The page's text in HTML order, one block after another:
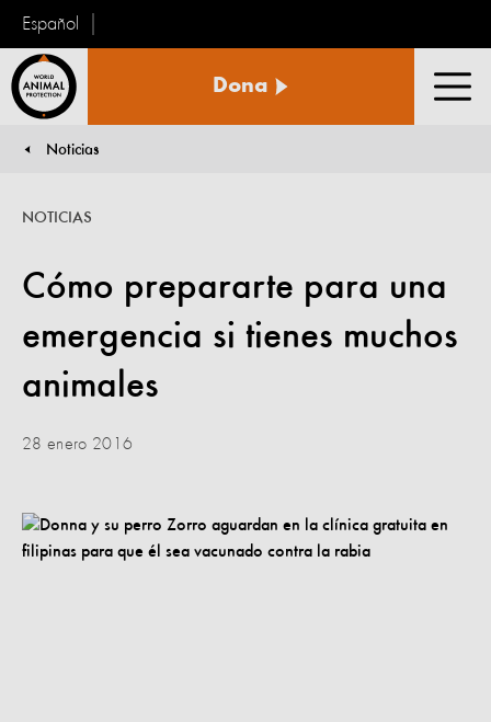
Español
Animal
Dona
Noticias
Cómo prepararte para una
emergencia si tienes muchos
animales
NOTICIAS
28 enero 2016